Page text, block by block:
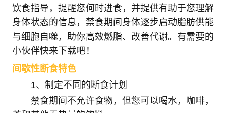
饮食指导，提醒您何时进食，并提供有助于您理解
身体状态的信息，禁食期间身体逐步启动脂肪供能
与细胞自噬，助你高效燃脂、改善代谢。有需要的
小伙伴快来下载吧！
间歇性断食特色
1、制定不同的断食计划
禁食期间不允许食物，但您可以喝水，咖啡，